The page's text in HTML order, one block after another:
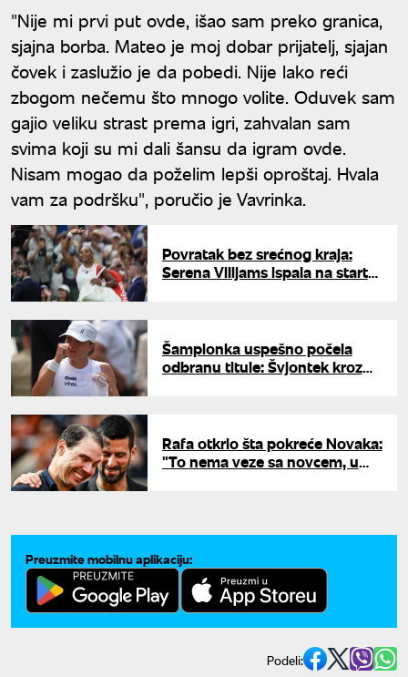
"Nije mi prvi put ovde, išao sam preko granica,
sjajna borba. Mateo je moj dobar prijatelj, sjajan
čovek i zaslužio je da pobedi. Nije lako reći
zbogom nečemu što mnogo volite. Oduvek sam
gajio veliku strast prema igri, zahvalan sam
svima koji su mi dali šansu da igram ovde.
Nisam mogao da poželim lepši oproštaj. Hvala
vam za podršku", poručio je Vavrinka.
Povratak bez srećnog kraja:
Serena Vilijams ispala na startu
Šampionka uspešno počela
odbranu titule: Švjontek kroz
Rafa otkrio šta pokreće Novaka:
"To nema veze sa novcem, u
Preuzmite mobilnu aplikaciju:
Podeli: